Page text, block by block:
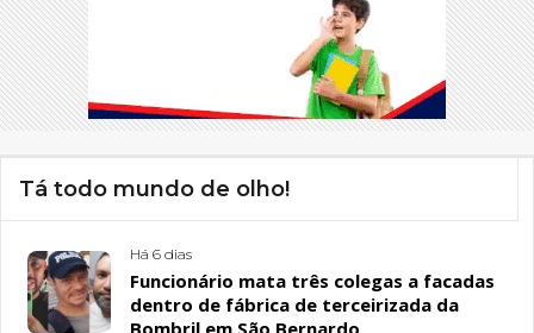
Tá todo mundo de olho!
Há 6 dias
Funcionário mata três colegas a facadas
dentro de fábrica de terceirizada da
Bombril em São Bernardo